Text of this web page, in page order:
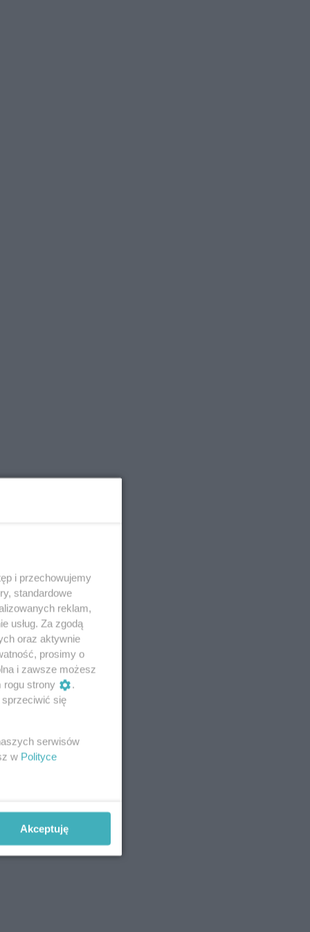
i przechowujemy
standardowe
reklam,
usług. Za zgodą
oraz aktywnie
prosimy o
i zawsze możesz
rogu strony
.
się
serwisów
w Polityce
Akceptuję